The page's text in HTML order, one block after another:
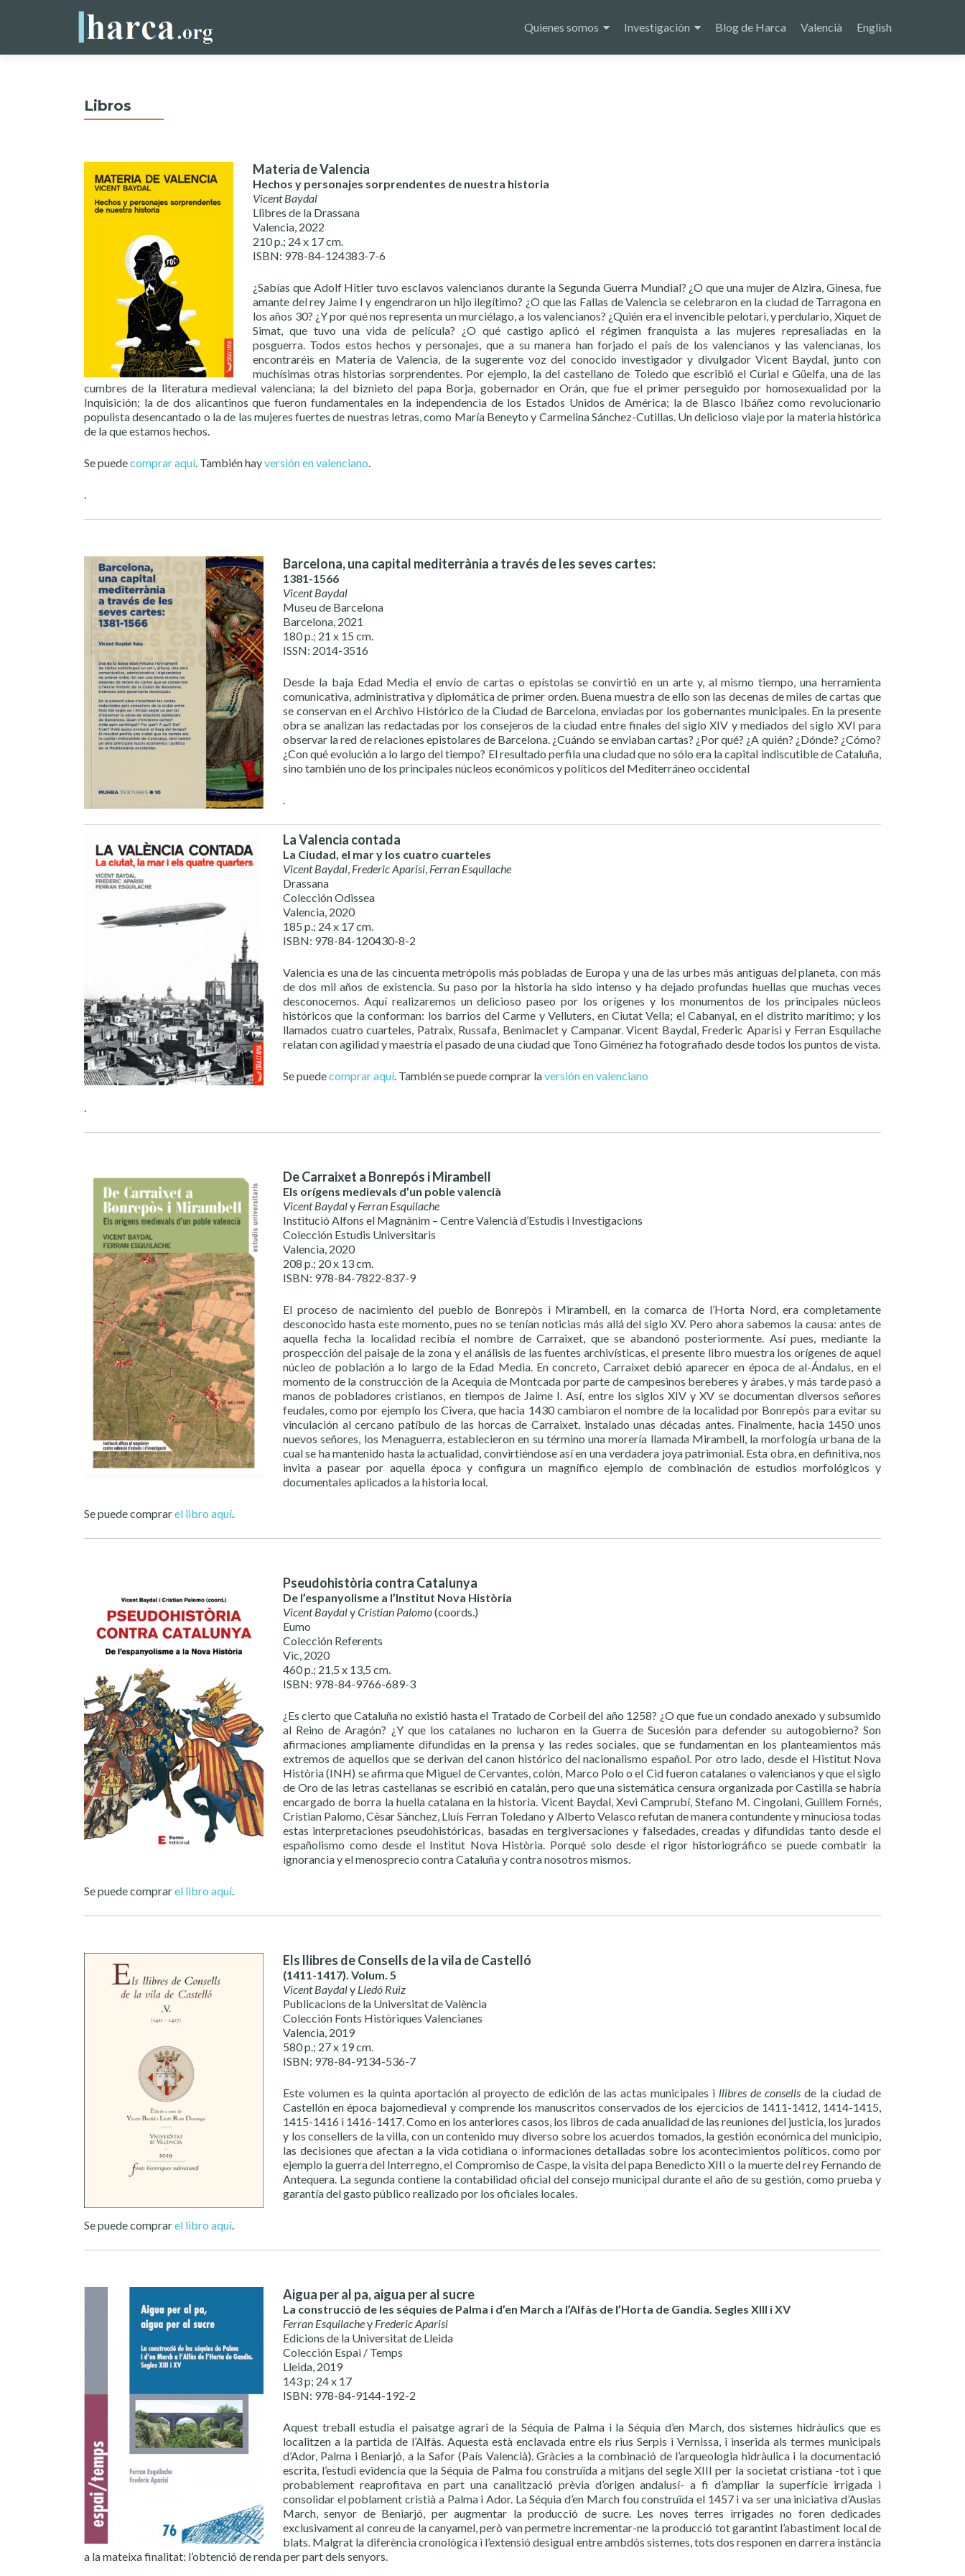
al
Quienes somos Investigación Blog de Harca Valencià English
Libros
Materia de Valencia
Hechos y personajes sorprendentes de nuestra historia
Vicent Baydal
Llibres de la Drassana
Valencia, 2022
210 p.; 24 x 17 cm.
ISBN: 978-84-124383-7-6
¿Sabías que Adolf Hitler tuvo esclavos valencianos durante la Segunda Guerra Mundial? ¿O que una mujer de Alzira, Ginesa, fue
amante del rey Jaime I y engendraron un hijo ilegítimo? ¿O que las Fallas de Valencia se celebraron en la ciudad de Tarragona en
los años 30? ¿Y por qué nos representa un murciélago, a los valencianos? ¿Quién era el invencible pelotari, y perdulario, Xiquet de
Simat, que tuvo una vida de película? ¿O qué castigo aplicó el régimen franquista a las mujeres represaliadas en la
posguerra. Todos estos hechos y personajes, que a su manera han forjado el país de los valencianos y las valencianas, los
encontraréis en Materia de Valencia, de la sugerente voz del conocido investigador y divulgador Vicent Baydal, junto con
muchísimas otras historias sorprendentes. Por ejemplo, la del castellano de Toledo que escribió el Curial e Güelfa, una de las
cumbres de la literatura medieval valenciana; la del biznieto del papa Borja, gobernador en Orán, que fue el primer perseguido por homosexualidad por la
Inquisición; la de dos alicantinos que fueron fundamentales en la independencia de los Estados Unidos de América; la de Blasco Ibáñez como revolucionario
populista desencantado o la de las mujeres fuertes de nuestras letras, como María Beneyto y Carmelina Sánchez-Cutillas. Un delicioso viaje por la materia histórica
de la que estamos hechos.
Se puedecomprar aquí. También hayversión en valenciano.
.
Barcelona, una capital mediterrània a través de les seves cartes:
1381-1566
Vicent Baydal
Museu de Barcelona
Barcelona, 2021
180 p.; 21 x 15 cm.
ISSN: 2014-3516
Desde la baja Edad Media el envío de cartas o epístolas se convirtió en un arte y, al mismo tiempo, una herramienta
comunicativa, administrativa y diplomática de primer orden. Buena muestra de ello son las decenas de miles de cartas que
se conservan en el Archivo Histórico de la Ciudad de Barcelona, enviadas por los gobernantes municipales. En la presente
obra se analizan las redactadas por los consejeros de la ciudad entre finales del siglo XIV y mediados del siglo XVI para
observar la red de relaciones epistolares de Barcelona. ¿Cuándo se enviaban cartas? ¿Por qué? ¿A quién? ¿Dónde? ¿Cómo?
¿Con qué evolución a lo largo del tiempo? El resultado perfila una ciudad que no sólo era la capital indiscutible de Cataluña,
sino también uno de los principales núcleos económicos y políticos del Mediterráneo occidental
.
La Valencia contada
La Ciudad, el mar y los cuatro cuarteles
Vicent Baydal, Frederic Aparisi, Ferran Esquilache
Drassana
Colección Odissea
Valencia, 2020
185 p.; 24 x 17 cm.
ISBN: 978-84-120430-8-2
Valencia es una de las cincuenta metrópolis más pobladas de Europa y una de las urbes más antiguas del planeta, con más
de dos mil años de existencia. Su paso por la historia ha sido intenso y ha dejado profundas huellas que muchas veces
desconocemos. Aquí realizaremos un delicioso paseo por los orígenes y los monumentos de los principales núcleos
históricos que la conforman: los barrios del Carme y Velluters, en Ciutat Vella; el Cabanyal, en el distrito marítimo; y los
llamados cuatro cuarteles, Patraix, Russafa, Benimaclet y Campanar. Vicent Baydal, Frederic Aparisi y Ferran Esquilache
relatan con agilidad y maestría el pasado de una ciudad que Tono Giménez ha fotografiado desde todos los puntos de vista.
Se puedecomprar aquí. También se puede comprar laversión en valenciano
.
De Carraixet a Bonrepós i Mirambell
Els orígens medievals d’un poble valencià
Vicent Baydaly Ferran Esquilache
Institució Alfons el Magnànim – Centre Valencià d’Estudis i Investigacions
Colección Estudis Universitaris
Valencia, 2020
208 p.; 20 x 13 cm.
ISBN: 978-84-7822-837-9
El proceso de nacimiento del pueblo de Bonrepòs i Mirambell, en la comarca de l’Horta Nord, era completamente
desconocido hasta este momento, pues no se tenían noticias más allá del siglo XV. Pero ahora sabemos la causa: antes de
aquella fecha la localidad recibía el nombre de Carraixet, que se abandonó posteriormente. Así pues, mediante la
prospección del paisaje de la zona y el análisis de las fuentes archivísticas, el presente libro muestra los orígenes de aquel
núcleo de población a lo largo de la Edad Media. En concreto, Carraixet debió aparecer en época de al-Ándalus, en el
momento de la construcción de la Acequia de Montcada por parte de campesinos bereberes y árabes, y más tarde pasó a
manos de pobladores cristianos, en tiempos de Jaime I. Así, entre los siglos XIV y XV se documentan diversos señores
feudales, como por ejemplo los Civera, que hacia 1430 cambiaron el nombre de la localidad por Bonrepòs para evitar su
vinculación al cercano patíbulo de las horcas de Carraixet, instalado unas décadas antes. Finalmente, hacia 1450 unos
nuevos señores, los Menaguerra, establecieron en su término una morería llamada Mirambell, la morfología urbana de la
cual se ha mantenido hasta la actualidad, convirtiéndose así en una verdadera joya patrimonial. Esta obra, en definitiva, nos
invita a pasear por aquella época y configura un magnífico ejemplo de combinación de estudios morfológicos y
documentales aplicados a la historia local.
Se puede comprarel libro aquí.
Pseudohistòria contra Catalunya
De l’espanyolisme a l’Institut Nova Història
Vicent BaydalyCristian Palomo(coords.)
Eumo
Colección Referents
Vic, 2020
460 p.; 21,5 x 13,5 cm.
ISBN: 978-84-9766-689-3
¿Es cierto que Cataluña no existió hasta el Tratado de Corbeil del año 1258? ¿O que fue un condado anexado y subsumido
al Reino de Aragón? ¿Y que los catalanes no lucharon en la Guerra de Sucesión para defender su autogobierno? Son
afirmaciones ampliamente difundidas en la prensa y las redes sociales, que se fundamentan en los planteamientos más
extremos de aquellos que se derivan del canon histórico del nacionalismo español. Por otro lado, desde el Histitut Nova
Història (INH) se afirma que Miguel de Cervantes, colón, Marco Polo o el Cid fueron catalanes o valencianos y que el siglo
de Oro de las letras castellanas se escribió en catalán, pero que una sistemática censura organizada por Castilla se habría
encargado de borra la huella catalana en la historia. Vicent Baydal, Xevi Camprubí, Stefano M. Cingolani, Guillem Fornés,
Cristian Palomo, Cèsar Sànchez, Lluís Ferran Toledano y Alberto Velasco refutan de manera contundente y minuciosa todas
estas interpretaciones pseudohistóricas, basadas en tergiversaciones y falsedades, creadas y difundidas tanto desde el
españolismo como desde el Institut Nova Història. Porqué solo desde el rigor historiográfico se puede combatir la
ignorancia y el menosprecio contra Cataluña y contra nosotros mismos.
Se puede comprarel libro aquí.
Els llibres de Consells de la vila de Castelló
(1411-1417). Volum. 5
Vicent Baydaly Lledó Ruiz
Publicacions de la Universitat de València
Colección Fonts Històriques Valencianes
Valencia, 2019
580 p.; 27 x 19 cm.
ISBN: 978-84-9134-536-7
Este volumen es la quinta aportación al proyecto de edición de las actas municipales i llibres de consells de la ciudad de
Castellón en época bajomedieval y comprende los manuscritos conservados de los ejercicios de 1411-1412, 1414-1415,
1415-1416 i 1416-1417. Como en los anteriores casos, los libros de cada anualidad de las reuniones del justicia, los jurados
y los consellers de la villa, con un contenido muy diverso sobre los acuerdos tomados, la gestión económica del municipio,
las decisiones que afectan a la vida cotidiana o informaciones detalladas sobre los acontecimientos políticos, como por
ejemplo la guerra del Interregno, el Compromiso de Caspe, la visita del papa Benedicto XIII o la muerte del rey Fernando de
Antequera. La segunda contiene la contabilidad oficial del consejo municipal durante el año de su gestión, como prueba y
garantía del gasto público realizado por los oficiales locales.
Se puede comprarel libro aquí.
Aigua per al pa, aigua per al sucre
La construcció de les séquies de Palma i d’en March a l’Alfàs de l’Horta de Gandia. Segles XIII i XV
Ferran Esquilachey Frederic Aparisi
Edicions de la Universitat de Lleida
Colección Espai / Temps
Lleida, 2019
143 p; 24 x 17
ISBN: 978-84-9144-192-2
Aquest treball estudia el paisatge agrari de la Séquia de Palma i la Séquia d’en March, dos sistemes hidràulics que es
localitzen a la partida de l’Alfàs. Aquesta està enclavada entre els rius Serpis i Vernissa, i inserida als termes municipals
d’Ador, Palma i Beniarjó, a la Safor (País Valencià). Gràcies a la combinació de l’arqueologia hidràulica i la documentació
escrita, l’estudi evidencia que la Séquia de Palma fou construïda a mitjans del segle XIII per la societat cristiana -tot i que
probablement reaprofitava en part una canalització prèvia d’origen andalusí- a fi d’ampliar la superfície irrigada i
consolidar el poblament cristià a Palma i Ador. La Séquia d’en March fou construïda el 1457 i va ser una iniciativa d’Ausias
March, senyor de Beniarjó, per augmentar la producció de sucre. Les noves terres irrigades no foren dedicades
exclusivament al conreu de la canyamel, però van permetre incrementar-ne la producció tot garantint l’abastiment local de
blats. Malgrat la diferència cronològica i l’extensió desigual entre ambdós sistemes, tots dos responen en darrera instància
a la mateixa finalitat: l’obtenció de renda per part dels senyors.